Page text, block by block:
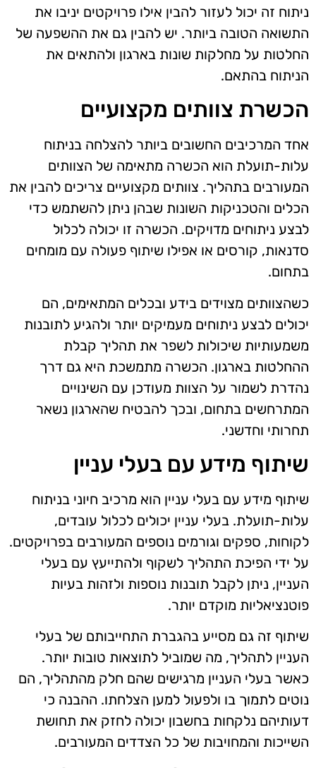
ניתוח זה יכול לעזור להבין אילו פרויקטים יניבו את
התשואה הטובה ביותר. יש להבין גם את ההשפעה של
החלטות על מחלקות שונות בארגון ולהתאים את
הניתוח בהתאם.
הכשרת צוותים מקצועיים
אחד המרכיבים החשובים ביותר להצלחה בניתוח
עלות-תועלת הוא הכשרה מתאימה של הצוותים
המעורבים בתהליך. צוותים מקצועיים צריכים להבין את
הכלים והטכניקות השונות שבהן ניתן להשתמש כדי
לבצע ניתוחים מדויקים. הכשרה זו יכולה לכלול
סדנאות, קורסים או אפילו שיתוף פעולה עם מומחים
בתחום.
כשהצוותים מצוידים בידע ובכלים המתאימים, הם
יכולים לבצע ניתוחים מעמיקים יותר ולהגיע לתובנות
משמעותיות שיכולות לשפר את תהליך קבלת
ההחלטות בארגון. הכשרה מתמשכת היא גם דרך
נהדרת לשמור על הצוות מעודכן עם השינויים
המתרחשים בתחום, ובכך להבטיח שהארגון נשאר
תחרותי וחדשני.
שיתוף מידע עם בעלי עניין
שיתוף מידע עם בעלי עניין הוא מרכיב חיוני בניתוח
עלות-תועלת. בעלי עניין יכולים לכלול עובדים,
לקוחות, ספקים וגורמים נוספים המעורבים בפרויקטים.
על ידי הפיכת התהליך לשקוף ולהתייעץ עם בעלי
העניין, ניתן לקבל תובנות נוספות ולזהות בעיות
פוטנציאליות מוקדם יותר.
שיתוף זה גם מסייע בהגברת התחייבותם של בעלי
העניין לתהליך, מה שמוביל לתוצאות טובות יותר.
כאשר בעלי העניין מרגישים שהם חלק מהתהליך, הם
נוטים לתמוך בו ולפעול למען הצלחתו. ההבנה כי
דעותיהם נלקחות בחשבון יכולה לחזק את תחושת
השייכות והמחויבות של כל הצדדים המעורבים.